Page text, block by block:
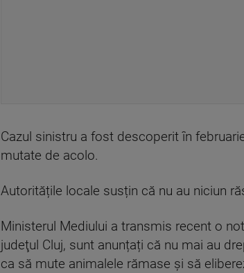
Cazul sinistru a fost descoperit în
mutate de acolo.
Autoritățile locale susțin că nu au niciun
Ministerul Mediului a transmis recent o
judeţul Cluj, sunt anunțați că nu mai au
ca să mute animalele rămase și să